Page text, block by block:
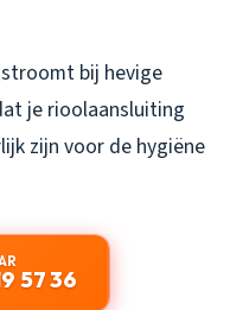
bij hevige
je rioolaansluiting
zijn voor de hygiëne
57 36